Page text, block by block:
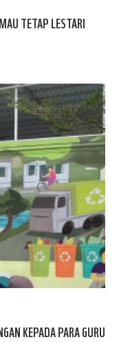
TETAP LESTARI
KEPADA PARA GURU